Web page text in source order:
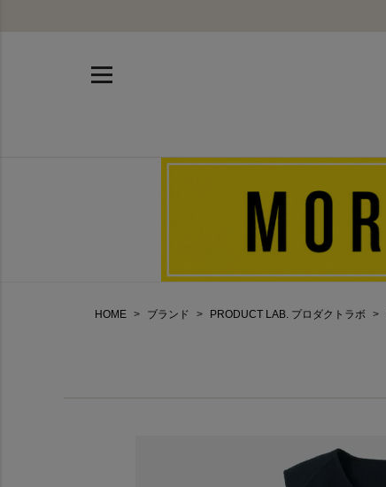
HOME ブランド PRODUCT LAB. プロダクトラボ